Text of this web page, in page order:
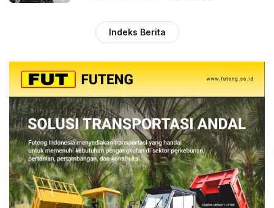
Indeks Berita